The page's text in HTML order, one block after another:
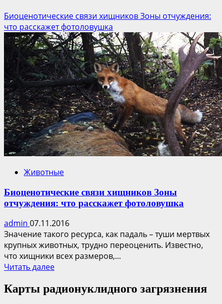
Биоценотические связи хищников Зоны отчуждения:
что расскажет фотоловушка
Животные
Биоценотические связи хищников Зоны
отчуждения: что расскажет фотоловушка
admin 07.11.2016
Значение такого ресурса, как падаль – туши мертвых
крупных животных, трудно переоценить. Известно,
что хищники всех размеров,...
Читать далееПрочитать
о
Карты радионуклидного загрязнения